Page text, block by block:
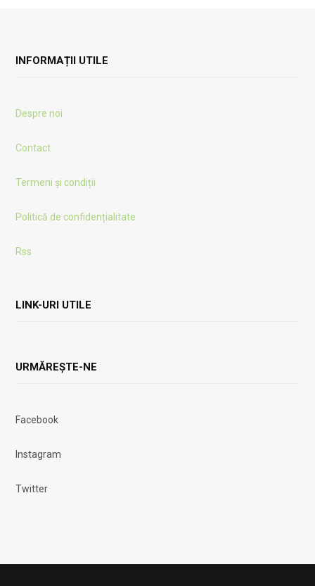
INFORMAȚII UTILE
Despre noi
Contact
Termeni și condiții
Politică de confidențialitate
Rss
LINK-URI UTILE
URMĂREȘTE-NE
Facebook
Instagram
Twitter